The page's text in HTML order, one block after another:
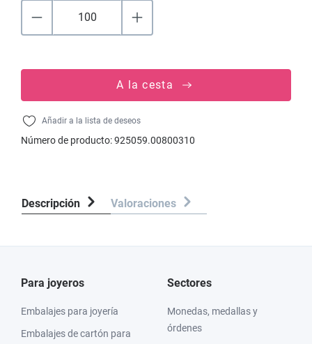
A la cesta
Añadir a la lista de deseos
Número de producto:925059.00800310
Descripción Valoraciones
Para joyeros
Embalajes para joyería
Embalajes de cartón para
Sectores
Monedas, medallas y
órdenes